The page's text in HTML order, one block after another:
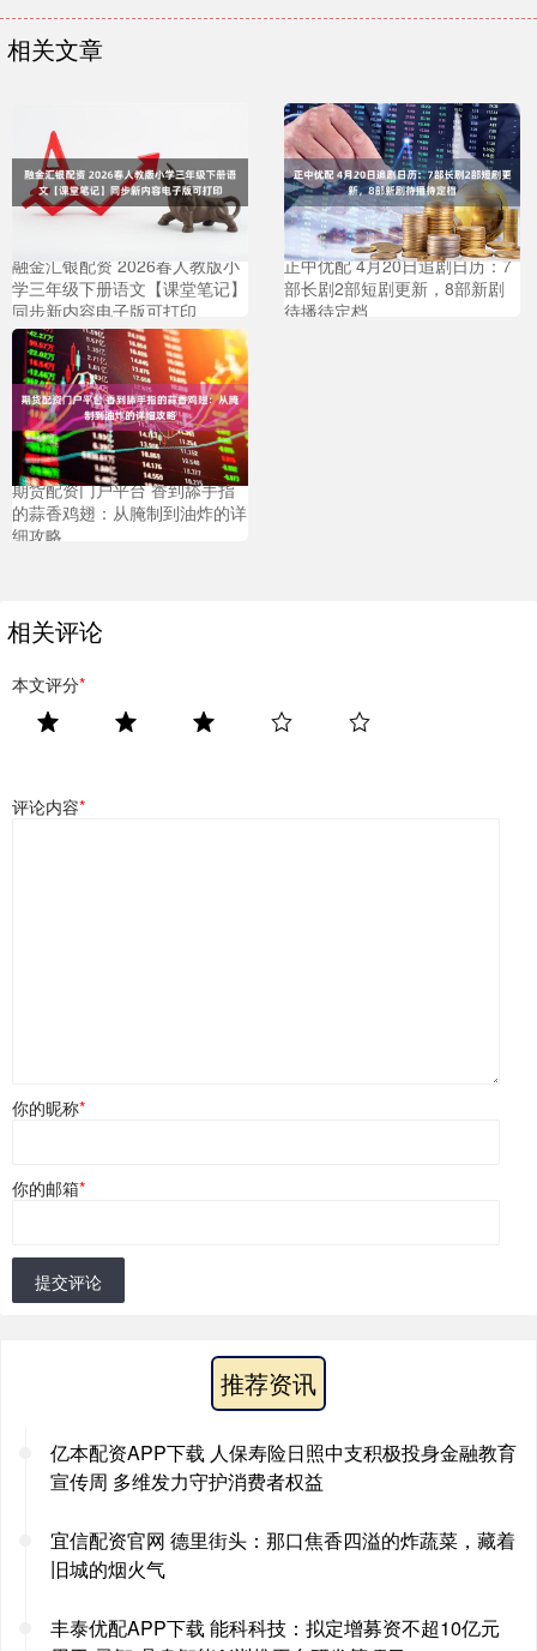
相关文章
融金汇银配资 2026春人教版小
学三年级下册语文【课堂笔记】
同步新内容电子版可打印
正中优配 4月20日追剧日历：7
部长剧2部短剧更新，8部新剧
待播待定档
期货配资门户平台 香到舔手指
的蒜香鸡翅：从腌制到油炸的详
细攻略
相关评论
本文评分*
评论内容*
你的昵称*
你的邮箱*
提交评论
推荐资讯
亿本配资APP下载 人保寿险日照中支积极投身金融教育
宣传周 多维发力守护消费者权益
宜信配资官网 德里街头：那口焦香四溢的炸蔬菜，藏着
旧城的烟火气
丰泰优配APP下载 能科科技：拟定增募资不超10亿元